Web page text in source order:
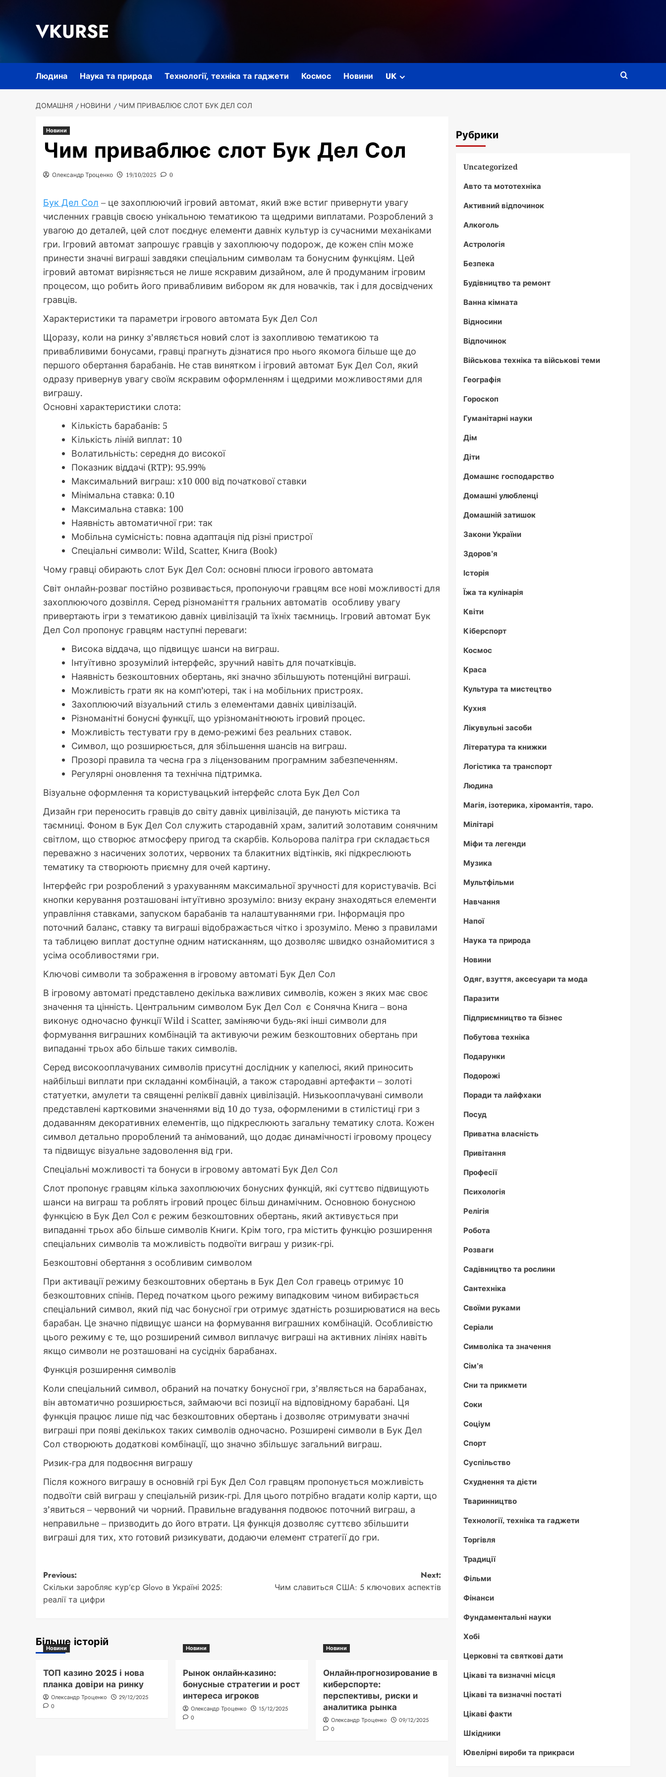
VKURSE
Людина Наука та природа Технології, техніка та гаджети Космос Новини UK
ДОМАШНЯ НОВИНИ ЧИМ ПРИВАБЛЮЄ СЛОТ БУК ДЕЛ СОЛ
Новини
Чим приваблює слот Бук Дел Сол
Олександр Троценко 19/10/2025 0
Бук Дел Сол – це захоплюючий ігровий автомат, який вже встиг привернути увагу
численних гравців своєю унікальною тематикою та щедрими виплатами. Розроблений з
увагою до деталей, цей слот поєднує елементи давніх культур із сучасними механіками
гри. Ігровий автомат запрошує гравців у захоплюючу подорож, де кожен спін може
принести значні виграші завдяки спеціальним символам та бонусним функціям. Цей
ігровий автомат вирізняється не лише яскравим дизайном, але й продуманим ігровим
процесом, що робить його привабливим вибором як для новачків, так і для досвідчених
гравців.
Характеристики та параметри ігрового автомата Бук Дел Сол
Щоразу, коли на ринку з’являється новий слот із захопливою тематикою та
привабливими бонусами, гравці прагнуть дізнатися про нього якомога більше ще до
першого обертання барабанів. Не став винятком і ігровий автомат Бук Дел Сол, який
одразу привернув увагу своїм яскравим оформленням і щедрими можливостями для
виграшу.
Основні характеристики слота:
Кількість барабанів: 5
Кількість ліній виплат: 10
Волатильність: середня до високої
Показник віддачі (RTP): 95.99%
Максимальний виграш: х10 000 від початкової ставки
Мінімальна ставка: 0.10
Максимальна ставка: 100
Наявність автоматичної гри: так
Мобільна сумісність: повна адаптація під різні пристрої
Спеціальні символи: Wild, Scatter, Книга (Book)
Чому гравці обирають слот Бук Дел Сол: основні плюси ігрового автомата
Світ онлайн-розваг постійно розвивається, пропонуючи гравцям все нові можливості для
захоплюючого дозвілля. Серед різноманіття гральних автоматів особливу увагу
привертають ігри з тематикою давніх цивілізацій та їхніх таємниць. Ігровий автомат Бук
Дел Сол пропонує гравцям наступні переваги:
Висока віддача, що підвищує шанси на виграш.
Інтуїтивно зрозумілий інтерфейс, зручний навіть для початківців.
Наявність безкоштовних обертань, які значно збільшують потенційні виграші.
Можливість грати як на комп’ютері, так і на мобільних пристроях.
Захоплюючий візуальний стиль з елементами давніх цивілізацій.
Різноманітні бонусні функції, що урізноманітнюють ігровий процес.
Можливість тестувати гру в демо-режимі без реальних ставок.
Символ, що розширюється, для збільшення шансів на виграш.
Прозорі правила та чесна гра з ліцензованим програмним забезпеченням.
Регулярні оновлення та технічна підтримка.
Візуальне оформлення та користувацький інтерфейс слота Бук Дел Сол
Дизайн гри переносить гравців до світу давніх цивілізацій, де панують містика та
таємниці. Фоном в Бук Дел Сол служить стародавній храм, залитий золотавим сонячним
світлом, що створює атмосферу пригод та скарбів. Кольорова палітра гри складається
переважно з насичених золотих, червоних та блакитних відтінків, які підкреслюють
тематику та створюють приємну для очей картину.
Інтерфейс гри розроблений з урахуванням максимальної зручності для користувачів. Всі
кнопки керування розташовані інтуїтивно зрозуміло: внизу екрану знаходяться елементи
управління ставками, запуском барабанів та налаштуваннями гри. Інформація про
поточний баланс, ставку та виграші відображається чітко і зрозуміло. Меню з правилами
та таблицею виплат доступне одним натисканням, що дозволяє швидко ознайомитися з
усіма особливостями гри.
Ключові символи та зображення в ігровому автоматі Бук Дел Сол
В ігровому автоматі представлено декілька важливих символів, кожен з яких має своє
значення та цінність. Центральним символом Бук Дел Сол є Сонячна Книга – вона
виконує одночасно функції Wild і Scatter, заміняючи будь-які інші символи для
формування виграшних комбінацій та активуючи режим безкоштовних обертань при
випаданні трьох або більше таких символів.
Серед високооплачуваних символів присутні дослідник у капелюсі, який приносить
найбільші виплати при складанні комбінацій, а також стародавні артефакти – золоті
статуетки, амулети та священні реліквії давніх цивілізацій. Низькооплачувані символи
представлені картковими значеннями від 10 до туза, оформленими в стилістиці гри з
додаванням декоративних елементів, що підкреслюють загальну тематику слота. Кожен
символ детально пророблений та анімований, що додає динамічності ігровому процесу
та підвищує візуальне задоволення від гри.
Спеціальні можливості та бонуси в ігровому автоматі Бук Дел Сол
Слот пропонує гравцям кілька захоплюючих бонусних функцій, які суттєво підвищують
шанси на виграш та роблять ігровий процес більш динамічним. Основною бонусною
функцією в Бук Дел Сол є режим безкоштовних обертань, який активується при
випаданні трьох або більше символів Книги. Крім того, гра містить функцію розширення
спеціальних символів та можливість подвоїти виграш у ризик-грі.
Безкоштовні обертання з особливим символом
При активації режиму безкоштовних обертань в Бук Дел Сол гравець отримує 10
безкоштовних спінів. Перед початком цього режиму випадковим чином вибирається
спеціальний символ, який під час бонусної гри отримує здатність розширюватися на весь
барабан. Це значно підвищує шанси на формування виграшних комбінацій. Особливістю
цього режиму є те, що розширений символ виплачує виграші на активних лініях навіть
якщо символи не розташовані на сусідніх барабанах.
Функція розширення символів
Коли спеціальний символ, обраний на початку бонусної гри, з’являється на барабанах,
він автоматично розширюється, займаючи всі позиції на відповідному барабані. Ця
функція працює лише під час безкоштовних обертань і дозволяє отримувати значні
виграші при появі декількох таких символів одночасно. Розширені символи в Бук Дел
Сол створюють додаткові комбінації, що значно збільшує загальний виграш.
Ризик-гра для подвоєння виграшу
Після кожного виграшу в основній грі Бук Дел Сол гравцям пропонується можливість
подвоїти свій виграш у спеціальній ризик-грі. Для цього потрібно вгадати колір карти, що
з’явиться – червоний чи чорний. Правильне вгадування подвоює поточний виграш, а
неправильне – призводить до його втрати. Ця функція дозволяє суттєво збільшити
виграші для тих, хто готовий ризикувати, додаючи елемент стратегії до гри.
Post
navigation
Previous:
Скільки заробляє кур’єр Glovo в Україні 2025:
реалії та цифри
Next:
Чим славиться США: 5 ключових аспектів
Більше історій
Новини
ТОП казино 2025 і нова
планка довіри на ринку
Олександр Троценко
29/12/2025
0
Новини
Рынок онлайн-казино:
бонусные стратегии и рост
интереса игроков
Олександр Троценко
15/12/2025
0
Новини
Онлайн-прогнозирование в
киберспорте:
перспективы, риски и
аналитика рынка
Олександр Троценко
09/12/2025
0
Рубрики
Uncategorized
Авто та мототехніка
Активний відпочинок
Алкоголь
Астрологія
Безпека
Будівництво та ремонт
Ванна кімната
Відносини
Відпочинок
Військова техніка та військові теми
Географія
Гороскоп
Гуманітарні науки
Дім
Діти
Домашнє господарство
Домашні улюбленці
Домашній затишок
Закони України
Здоров'я
Історія
Їжа та кулінарія
Квіти
Кіберспорт
Космос
Краса
Культура та мистецтво
Кухня
Лікувульні засоби
Література та книжки
Логістика та транспорт
Людина
Магія, ізотерика, хіромантія, таро.
Мілітарі
Міфи та легенди
Музика
Мультфільми
Навчання
Напої
Наука та природа
Новини
Одяг, взуття, аксесуари та мода
Паразити
Підприємництво та бізнес
Побутова техніка
Подарунки
Подорожі
Поради та лайфхаки
Посуд
Приватна власність
Привітання
Професії
Психологія
Релігія
Робота
Розваги
Садівництво та рослини
Сантехніка
Своїми руками
Серіали
Символіка та значення
Сім'я
Сни та прикмети
Соки
Соціум
Спорт
Суспільство
Схуднення та дієти
Тваринництво
Технології, техніка та гаджети
Торгівля
Традиції
Фільми
Фінанси
Фундаментальні науки
Хобі
Церковні та святкові дати
Цікаві та визначні місця
Цікаві та визначні постаті
Цікаві факти
Шкідники
Ювелірні вироби та прикраси